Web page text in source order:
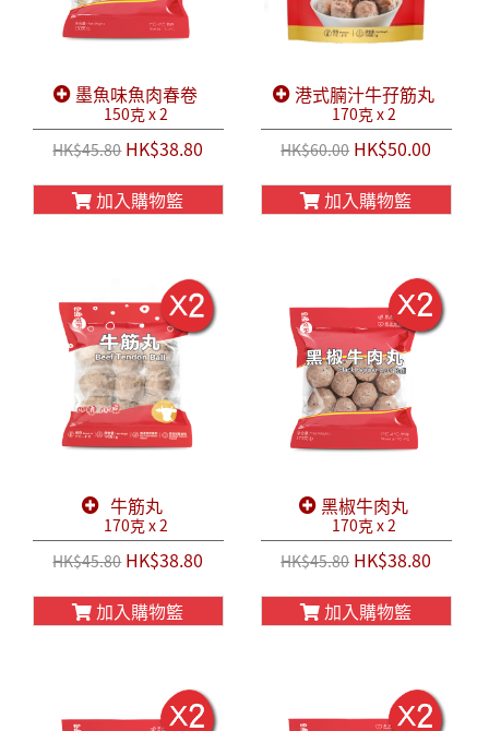
墨魚味魚肉春卷
150克 x 2
HK$45.80HK$38.80
加入購物籃
港式腩汁牛孖筋丸
170克 x 2
HK$60.00HK$50.00
加入購物籃
牛筋丸
170克 x 2
HK$45.80HK$38.80
加入購物籃
黑椒牛肉丸
170克 x 2
HK$45.80HK$38.80
加入購物籃